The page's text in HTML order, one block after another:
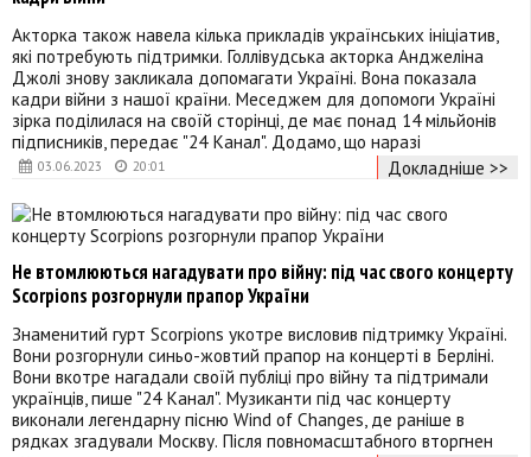
03.06.2023 20:01
Акторка також навела кілька прикладів українських ініціатив,
які потребують підтримки. Голлівудська акторка Анджеліна
Джолі знову закликала допомагати Україні. Вона показала
кадри війни з нашої країни. Меседжем для допомоги Україні
зірка поділилася на своїй сторінці, де має понад 14 мільйонів
підписників, передає "24 Канал". Додамо, що наразі
Докладніше >>
Не втомлюються нагадувати про війну: під час свого концерту
Scorpions розгорнули прапор України
Знаменитий гурт Scorpions укотре висловив підтримку Україні.
Вони розгорнули синьо-жовтий прапор на концерті в Берліні.
Вони вкотре нагадали своїй публіці про війну та підтримали
українців, пише "24 Канал". Музиканти під час концерту
виконали легендарну пісню Wind of Changes, де раніше в
рядках згадували Москву. Після повномасштабного вторгнен